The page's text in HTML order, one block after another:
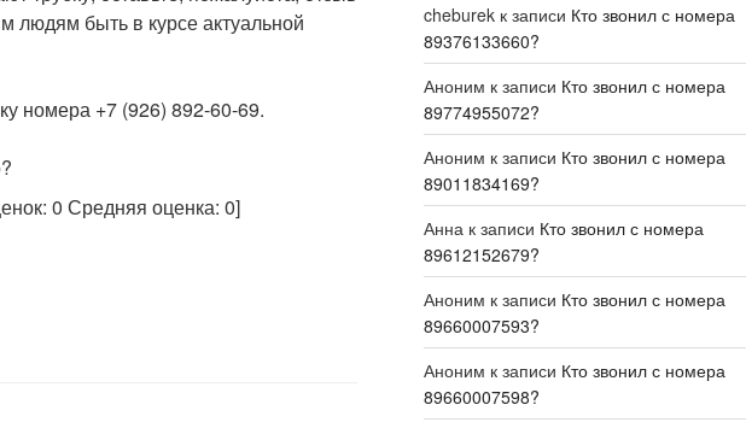
людям быть в курсе актуальной
номера +7 (926) 892-60-69.
0 Средняя оценка: 0]
cheburekк записи Кто звонил с номера
89376133660?
Аноним к записи Кто звонил с номера
89774955072?
Аноним к записи Кто звонил с номера
89011834169?
Аннак записи Кто звонил с номера
89612152679?
Аноним к записи Кто звонил с номера
89660007593?
Аноним к записи Кто звонил с номера
89660007598?